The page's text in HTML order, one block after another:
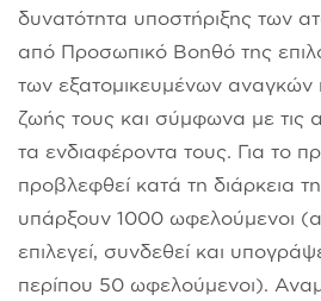
δυνατότητα υποστήριξης των
από Προσωπικό Βοηθό της
των εξατομικευμένων αναγκών
ζωής τους και σύμφωνα με τις
τα ενδιαφέροντα τους. Για το
προβλεφθεί κατά τη διάρκεια
υπάρξουν 1000 ωφελούμενοι
επιλεγεί, συνδεθεί και
περίπου 50 ωφελούμενοι).